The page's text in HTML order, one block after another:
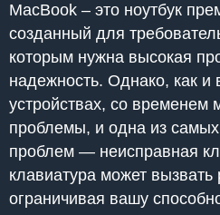
MacBook – это ноутбук
созданный для
которым нужна высокая
надежность. Однако, как и
устройствах, со временем
проблемы, и одна из
проблем — неисправная
клавиатура может вызвать
ограничивая вашу